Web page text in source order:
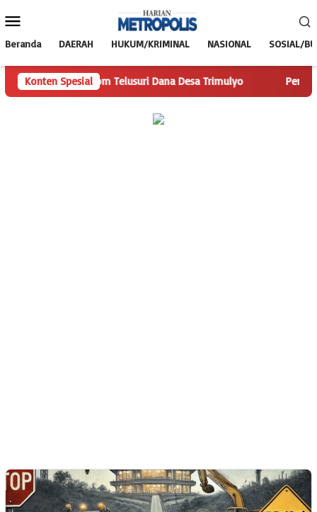
ke
Mobile
Beranda DAERAH HUKUM/KRIMINAL NASIONAL SOSIAL/
Konten SpesialTelusuri Dana Desa Trimulyo